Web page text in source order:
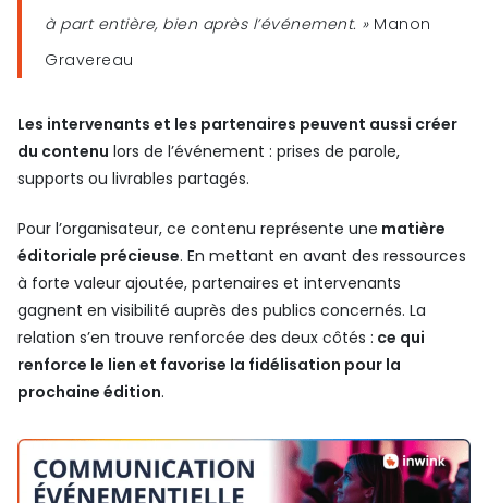
à part entière, bien après l’événement. » Manon
Gravereau
Les intervenants et les partenaires peuvent aussi créer
du contenu lors de l’événement : prises de parole,
supports ou livrables partagés.
Pour l’organisateur, ce contenu représente une matière
éditoriale précieuse. En mettant en avant des ressources
à forte valeur ajoutée, partenaires et intervenants
gagnent en visibilité auprès des publics concernés. La
relation s’en trouve renforcée des deux côtés : ce qui
renforce le lien et favorise la fidélisation pour la
prochaine édition.